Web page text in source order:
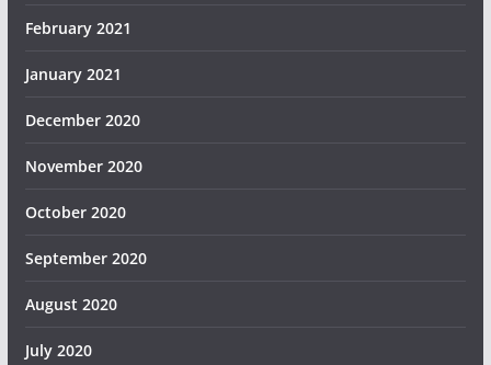
February 2021
January 2021
December 2020
November 2020
October 2020
September 2020
August 2020
July 2020